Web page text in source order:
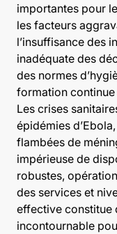
importantes pour
les facteurs
l’insuffisance des
inadéquate des
des normes
formation
Les crises
épidémies
flambées de
impérieuse de
robustes,
des services et
effective constitue
incontournable